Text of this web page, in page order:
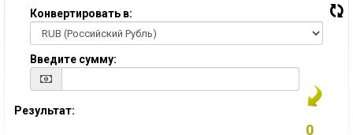
Конвертировать в:
Введите сумму:
Результат: